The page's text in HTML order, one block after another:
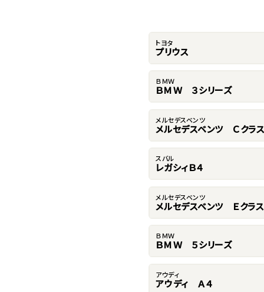
トヨタ
プリウス
ＢＭＷ
ＢＭＷ ３シリーズ
メルセデスベンツ
メルセデスベンツ Ｃクラス
スバル
レガシィＢ４
メルセデスベンツ
メルセデスベンツ Ｅクラス
ＢＭＷ
ＢＭＷ ５シリーズ
アウディ
アウディ Ａ４